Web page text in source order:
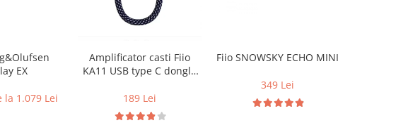
EX
la 1.079 Lei
Amplificator casti Fiio
KA11 USB type C dongle
189 Lei
Fiio SNOWSKY ECHO MINI
349 Lei